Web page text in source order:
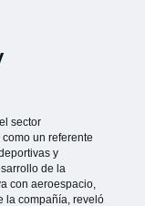
sector
un referente
y
de la
con aeroespacio,
la compañía, reveló